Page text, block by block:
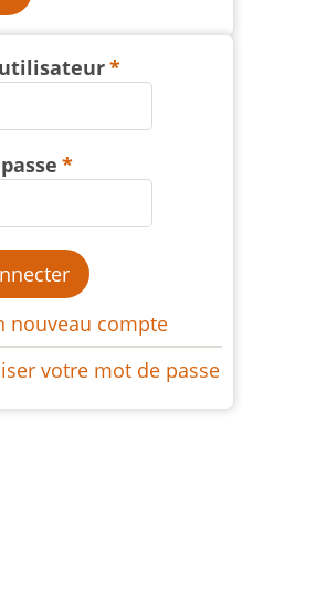
nouveau compte
votre mot de passe